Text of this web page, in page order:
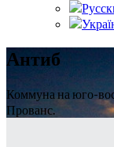
Антиб
Коммуна на юго-
Прованс.